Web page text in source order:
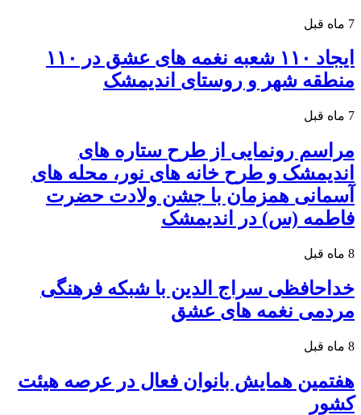
7 ماه قبل
ایجاد ۱۱۰ شعبه نغمه های عشق در ۱۱۰
منطقه شهر و روستای اندیمشک
7 ماه قبل
مراسم رونمایی از طرح ستاره های
اندیمشک و طرح خانه های نور، محله های
آسمانی همزمان با جشن ولادت حضرت
فاطمه (س) در اندیمشک
8 ماه قبل
خداحافظی سراج الدین با شبکه فرهنگی
مردمی نغمه های عشق
8 ماه قبل
هفتمین همایش بانوان فعال در عرصه‌ هیئت
کشور